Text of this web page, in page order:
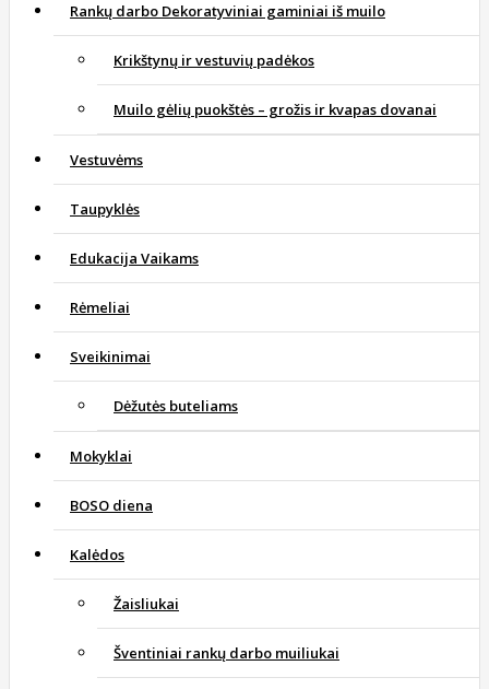
Rankų darbo Dekoratyviniai gaminiai iš muilo
Krikštynų ir vestuvių padėkos
Muilo gėlių puokštės – grožis ir kvapas dovanai
Vestuvėms
Taupyklės
Edukacija Vaikams
Rėmeliai
Sveikinimai
Dėžutės buteliams
Mokyklai
BOSO diena
Kalėdos
Žaisliukai
Šventiniai rankų darbo muiliukai